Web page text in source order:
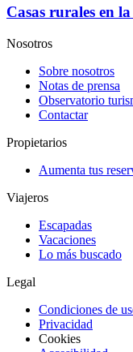
Casas rurales en
Nosotros
Sobre nosotros
Notas de prensa
Observatorio
Contactar
Propietarios
Aumenta tus
Viajeros
Escapadas
Vacaciones
Lo más buscado
Legal
Condiciones de
Privacidad
Cookies